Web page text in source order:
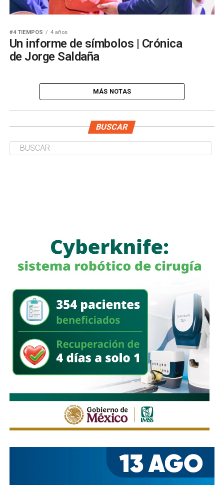
#4 TIEMPOS 4 años
Un informe de símbolos | Crónica
de Jorge Saldaña
MÁS NOTAS
BUSCAR